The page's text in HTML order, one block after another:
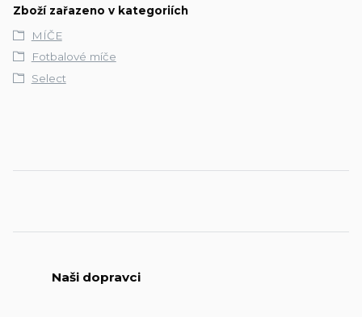
Zboží zařazeno v kategoriích
MÍČE
Fotbalové míče
Select
Naši dopravci